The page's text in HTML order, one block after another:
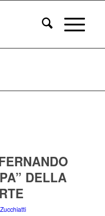
DELLA